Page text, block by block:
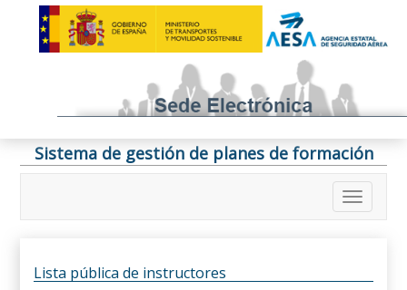
Sistema de gestión de planes de formación
Lista pública de instructores